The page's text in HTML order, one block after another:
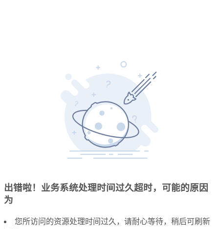
出错啦！业务系统处理时间过久超时，可能的原因
为
您所访问的资源处理时间过久，请耐心等待，稍后可刷新